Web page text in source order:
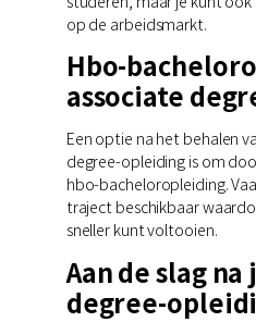
op de arbeidsmarkt.
Hbo-
associate
Een optie na het behalen
degree-opleiding is om
hbo-bacheloropleiding.
traject beschikbaar
sneller kunt voltooien.
Aan de slag na
degree-